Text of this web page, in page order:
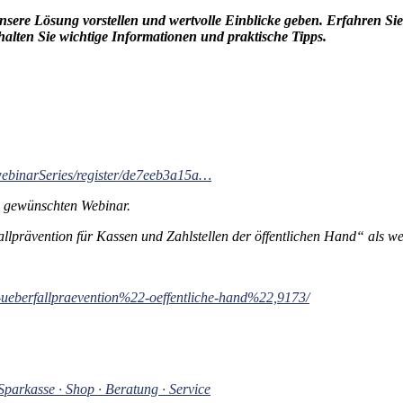
Lösung vorstellen und wertvolle Einblicke geben. Erfahren
Sie wichtige Informationen und praktische Tipps.
register/de7eeb3a15a…
Webinar.
für Kassen und Zahlstellen der öffentlichen Hand“ als
oeffentliche-hand%22,9173/
· Shop · Beratung · Service